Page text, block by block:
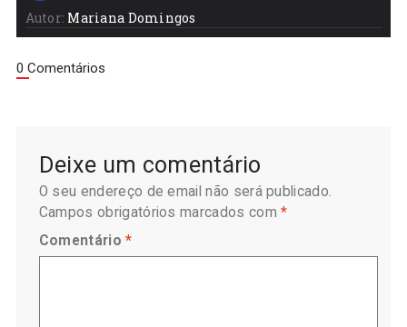
Autor: Mariana Domingos
0 Comentários
Deixe um comentário
O seu endereço de email não será publicado.
Campos obrigatórios marcados com*
Comentário*